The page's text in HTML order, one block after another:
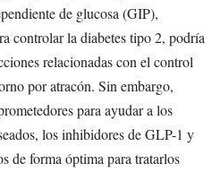
de glucosa (GIP),
controlar la diabetes tipo 2, podría
relacionadas con el control
por atracón. Sin embargo,
para ayudar a los
los inhibidores de GLP-1 y
de forma óptima para tratarlos